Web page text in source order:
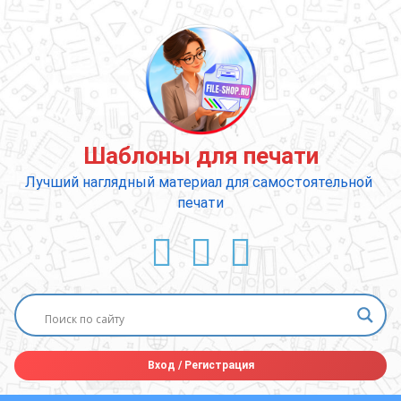
содержимому
Шаблоны для печати
Лучший наглядный материал для самостоятельной
печати
ВКонтакте
YouTube
E-mail
Вход /Регистрация